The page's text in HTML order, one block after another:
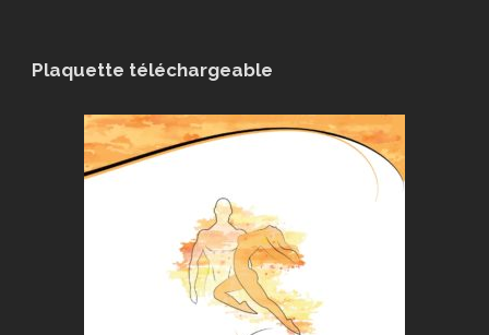
Plaquette téléchargeable